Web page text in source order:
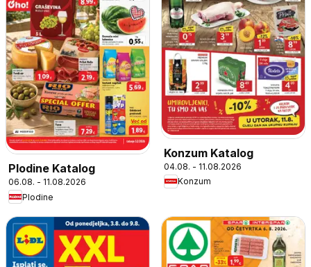
Plodine Katalog
06.08. - 11.08.2026
Plodine
Konzum Katalog
04.08. - 11.08.2026
Konzum